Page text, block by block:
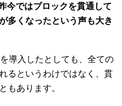
今ではブロックを貫通して
多くなったという声も大き
導入したとしても、全ての
るというわけではなく、貫
もあります。